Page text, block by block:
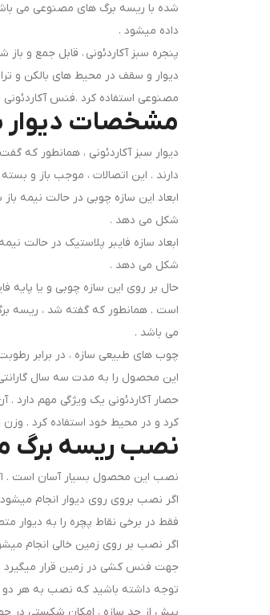
شده با ریسه برگ های مصنوعی می
داده میشود .
پنجره سبز آکاردئونی ، قابل جمع و
دیوار و سقف در محیط های بالکن و
مصنوعی استفاده کرد .فنس
مشخصات دیوار
دیوار سبز آکاردئونی ، همانطور
دارند . این اتصالات ، موجب باز و
شکل می دهد .
شکل می دهد .
است . همانطور که گفته شد ، ریسه
می باشد .
چوب های طبیعی سازه ، در برابر
این محصول را به مدت سه سال
حصار آکاردئونی یک ویژگی مهم دارد .
کرد و در محیط خود استفاده کرد . وزن پنجره سبز آکاردئونی حدودا 1 تا 1.5 کیلوگرم بوده
نصب ریسه برگ
نصب این محصول بسیار آسان است .
اگر نصب بروی روی دیوار انجام میشود
فقط در برخی نقاط پچره را به دیوار
اگر نصب بر روی زمین خالی انجام
جهت فنس کشی در زمین قرار میگیرد .
توجه داشته باشید که نصب به هر دو